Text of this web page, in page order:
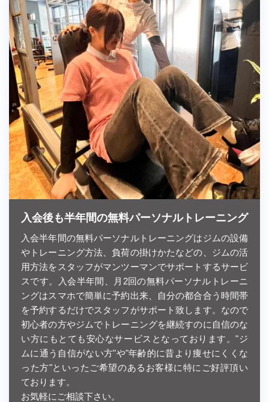
入会後も半年間の無料パーソナルトレーニング
入会半年間の無料パーソナルトレーニングはジムの設備
やトレーニング方法、負荷の掛けかたなどの、ジムの活
用方法をスタッフがマンツーマンでサポートするサービ
スです。入会半年間、月2回の無料パーソナルトレーニ
ングはスマホで簡単に予約出来、自分の都合合う時間帯
を予約するだけでスタッフがサポート致します。なので
初心者の方やジムでトレーニングを継続すのに自信のな
い方にもとても安心なサービスとなっております。"ジ
ムに通う自信がない方"や"年齢的に昔より痩せにくくな
った方"といったご希望のあるお客様に特にご好評頂い
ております。
お気軽にご相談下さい。